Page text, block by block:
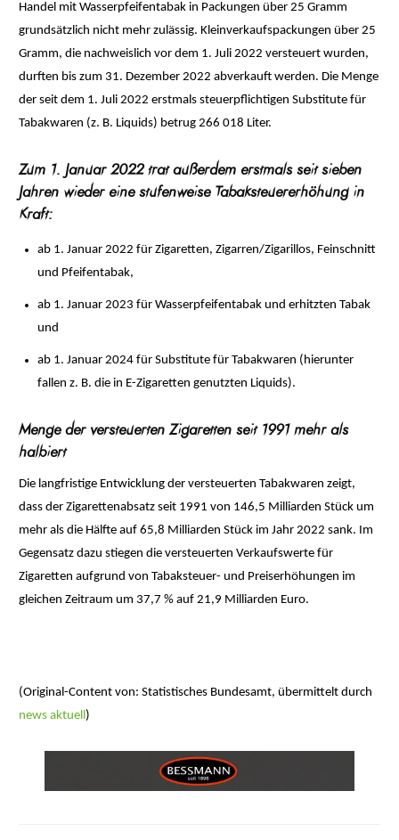
Handel mit Wasserpfeifentabak in Packungen über 25 Gramm
grundsätzlich nicht mehr zulässig. Kleinverkaufspackungen über 25
Gramm, die nachweislich vor dem 1. Juli 2022 versteuert wurden,
durften bis zum 31. Dezember 2022 abverkauft werden. Die Menge
der seit dem 1. Juli 2022 erstmals steuerpflichtigen Substitute für
Tabakwaren (z. B. Liquids) betrug 266 018 Liter.
Zum 1. Januar 2022 trat außerdem erstmals seit sieben
Jahren wieder eine stufenweise Tabaksteuererhöhung in
Kraft:
ab 1. Januar 2022 für Zigaretten, Zigarren/Zigarillos, Feinschnitt
und Pfeifentabak,
ab 1. Januar 2023 für Wasserpfeifentabak und erhitzten Tabak
und
ab 1. Januar 2024 für Substitute für Tabakwaren (hierunter
fallen z. B. die in E-Zigaretten genutzten Liquids).
Menge der versteuerten Zigaretten seit 1991 mehr als
halbiert
Die langfristige Entwicklung der versteuerten Tabakwaren zeigt,
dass der Zigarettenabsatz seit 1991 von 146,5 Milliarden Stück um
mehr als die Hälfte auf 65,8 Milliarden Stück im Jahr 2022 sank. Im
Gegensatz dazu stiegen die versteuerten Verkaufswerte für
Zigaretten aufgrund von Tabaksteuer- und Preiserhöhungen im
gleichen Zeitraum um 37,7 % auf 21,9 Milliarden Euro.
(Original-Content von: Statistisches Bundesamt, übermittelt durch
news aktuell)